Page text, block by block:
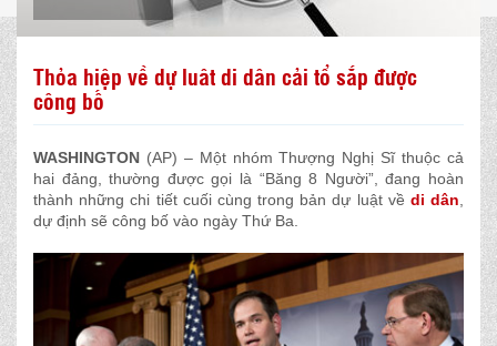
Thỏa hiệp về dự luât di dân cải tổ sắp được
công bố
WASHINGTON (AP) – Một nhóm Thượng Nghị Sĩ thuộc cả
hai đảng, thường được gọi là “Băng 8 Người”, đang hoàn
thành những chi tiết cuối cùng trong bản dự luật về di dân
dự định sẽ công bố vào ngày Thứ Ba.